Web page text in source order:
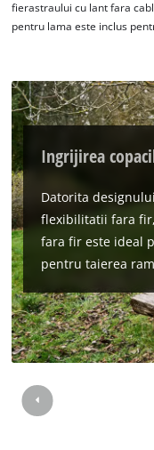
fierastraului cu lant fara
pentru lama este inclus
Ingrijirea
Datorita
flexibilitatii fara
fara fir este ideal
pentru taierea